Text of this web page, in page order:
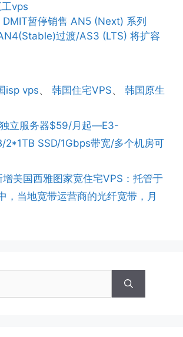
vps
暂停销售 AN5 (Next) 系列
过渡/AS3 (LTS) 将扩容
isp vps、韩国住宅VPS、韩国原生
立服务器$59/月起—E3-
2*1TB SSD/1Gbps带宽/多个机房可
增美国西雅图家宽住宅VPS：托管于
，当地宽带运营商的光纤宽带，月